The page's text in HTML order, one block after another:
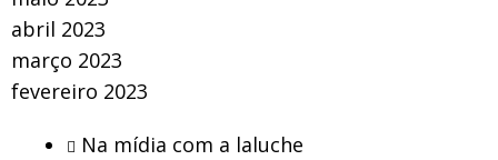
abril 2023
março 2023
fevereiro 2023
Na mídia com a laluche